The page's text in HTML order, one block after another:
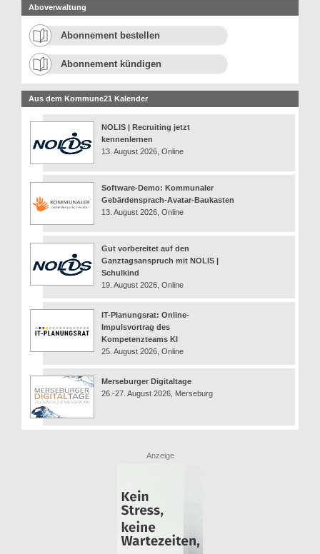
Aboverwaltung
Abonnement bestellen
Abonnement kündigen
Aus dem Kommune21 Kalender
NOLIS | Recruiting jetzt
kennenlernen
13. August 2026, Online
Software-Demo: Kommunaler
Gebärdensprach-Avatar-Baukasten
13. August 2026, Online
Gut vorbereitet auf den
Ganztagsanspruch mit NOLIS |
Schulkind
19. August 2026, Online
IT-Planungsrat: Online-
Impulsvortrag des
Kompetenzteams KI
25. August 2026, Online
Merseburger Digitaltage
26.-27. August 2026, Merseburg
Anzeige